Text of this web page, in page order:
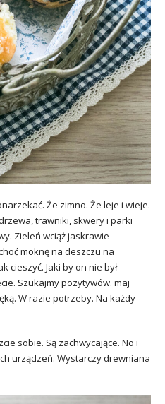
Że zimno. Że leje i wieje.
trawniki, skwery i parki
Zieleń wciąż jaskrawie
moknę na deszczu na
Jaki by on nie był –
Szukajmy pozytywów. maj
W razie potrzeby. Na każdy
sobie. Są zachwycające. No i
urządzeń. Wystarczy drewniana